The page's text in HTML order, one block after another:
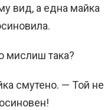
вид, а една майка
така?
смутено. — Той не